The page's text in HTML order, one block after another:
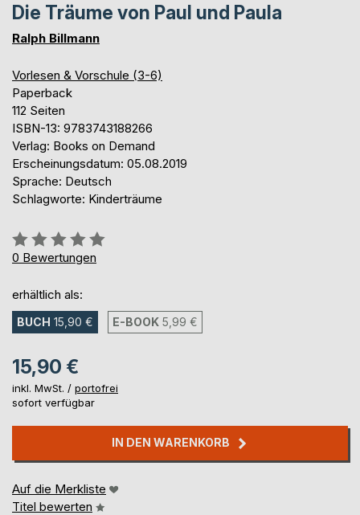
Die Träume von Paul und Paula
Ralph Billmann
Vorlesen & Vorschule (3-6)
Paperback
112 Seiten
ISBN-13: 9783743188266
Verlag: Books on Demand
Erscheinungsdatum: 05.08.2019
Sprache: Deutsch
Schlagworte: Kinderträume
Bewertung::
0%
0 Bewertungen
erhältlich als:
BUCH 15,90 € E-BOOK 5,99 €
15,90 €
inkl. MwSt. / portofrei
sofort verfügbar
IN DEN WARENKORB
Auf die Merkliste
Titel bewerten